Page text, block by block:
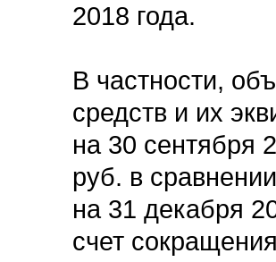
2018 года.
В частности,
средств и их
на 30 сентября
руб. в
на 31 декабря
счет